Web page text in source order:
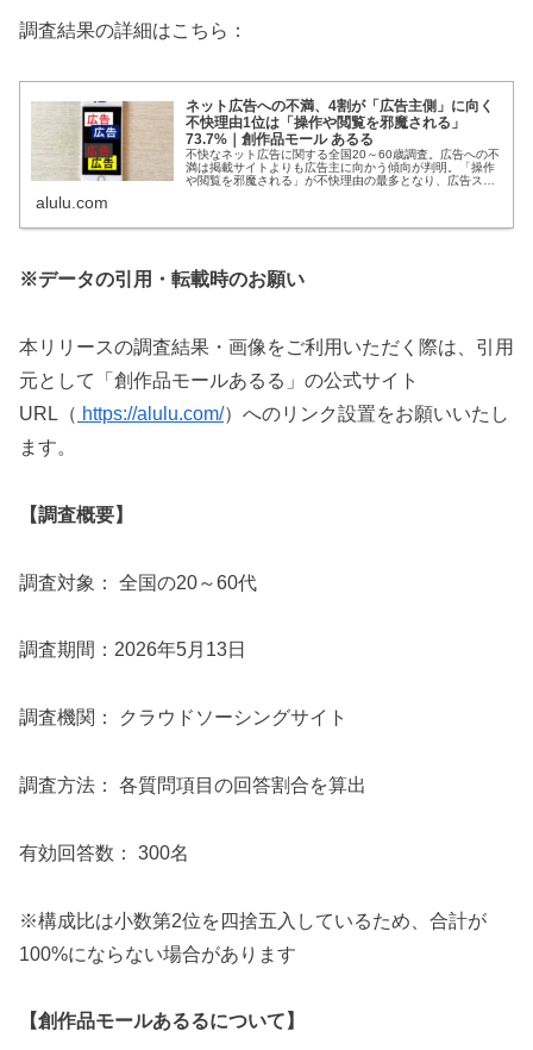
調査結果の詳細はこちら：
ネット広告への不満、4割が「広告主側」に向く
不快理由1位は「操作や閲覧を邪魔される」
73.7%｜創作品モール あるる
不快なネット広告に関する全国20～60歳調査。広告への不
満は掲載サイトよりも広告主に向かう傾向が判明。「操作
や閲覧を邪魔される」が不快理由の最多となり、広告スト
alulu.com
※データの引用・転載時のお願い
本リリースの調査結果・画像をご利用いただく際は、引用
元として「創作品モールあるる」の公式サイト
URL（ https://alulu.com/）へのリンク設置をお願いいたし
ます。
【調査概要】
調査対象： 全国の20～60代
調査期間：2026年5月13日
調査機関： クラウドソーシングサイト
調査方法： 各質問項目の回答割合を算出
有効回答数： 300名
※構成比は小数第2位を四捨五入しているため、合計が
100%にならない場合があります
【創作品モールあるるについて】